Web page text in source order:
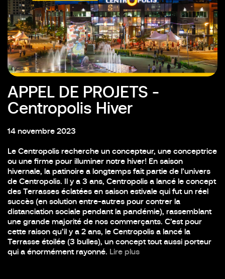
APPEL DE PROJETS -
Centropolis Hiver
14 novembre 2023
Le Centropolis recherche un concepteur, une conceptrice
ou une firme pour illuminer notre hiver! En saison
hivernale, la patinoire a longtemps fait partie de l’univers
de Centropolis. Il y a 3 ans, Centropolis a lancé le concept
des Terrasses éclatées en saison estivale qui fut un réel
succès (en solution entre-autres pour contrer la
distanciation sociale pendant la pandémie), rassemblant
une grande majorité de nos commerçants. C’est pour
cette raison qu’il y a 2 ans, le Centropolis a lancé la
Terrasse étoilée (3 bulles), un concept tout aussi porteur
qui a énormément rayonné. Lire plus